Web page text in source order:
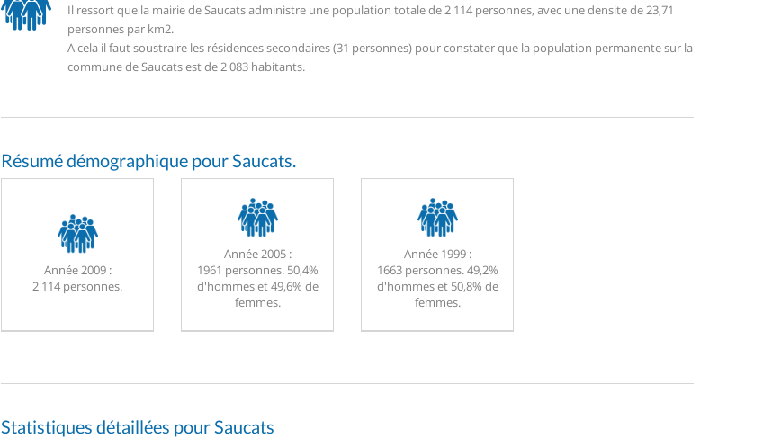
Il ressort que la mairie de Saucats administre une population totale de 2 114 personnes, avec une densite de 23,71
personnes par km2.
A cela il faut soustraire les résidences secondaires (31 personnes) pour constater que la population permanente sur la
commune de Saucats est de 2 083 habitants.
Résumé démographique pour Saucats.
Année 2009 :
2 114 personnes.
Année 2005 :
1961 personnes. 50,4%
d'hommes et 49,6% de
femmes.
Année 1999 :
1663 personnes. 49,2%
d'hommes et 50,8% de
femmes.
Statistiques détaillées pour Saucats